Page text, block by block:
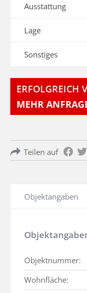
Ausstattung
Lage
Sonstiges
ERFOLGREICH
MEHR
Teilen auf
Objektangaben
Objektnummer:
Wohnfläche: